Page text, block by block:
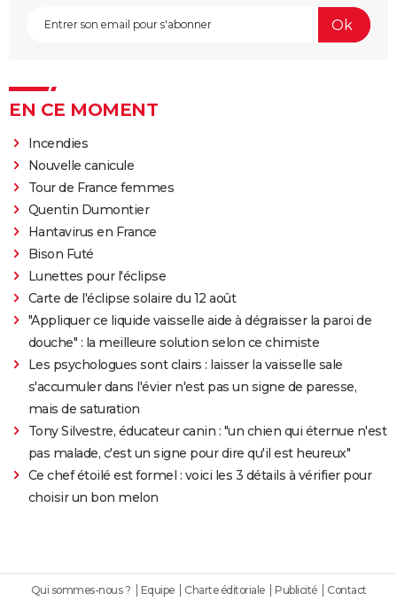
EN CE MOMENT
Incendies
Nouvelle canicule
Tour de France femmes
Quentin Dumontier
Hantavirus en France
Bison Futé
Lunettes pour l'éclipse
Carte de l'éclipse solaire du 12 août
"Appliquer ce liquide vaisselle aide à dégraisser la paroi de
douche" : la meilleure solution selon ce chimiste
Les psychologues sont clairs : laisser la vaisselle sale
s'accumuler dans l'évier n'est pas un signe de paresse,
mais de saturation
Tony Silvestre, éducateur canin : "un chien qui éternue n'est
pas malade, c'est un signe pour dire qu'il est heureux"
Ce chef étoilé est formel : voici les 3 détails à vérifier pour
choisir un bon melon
Qui sommes-nous ? Equipe Charte éditoriale Publicité
Contact